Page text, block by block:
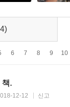
6 7 8 9 10
책.
12-12 신고